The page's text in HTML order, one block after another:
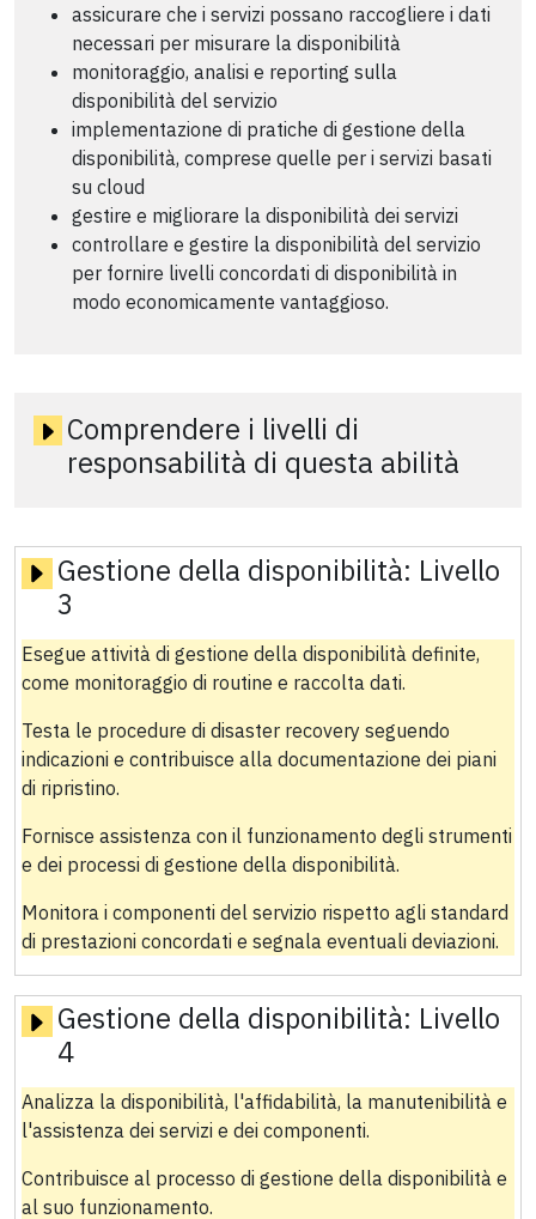
assicurare che i servizi possano raccogliere i dati
necessari per misurare la disponibilità
monitoraggio, analisi e reporting sulla
disponibilità del servizio
implementazione di pratiche di gestione della
disponibilità, comprese quelle per i servizi basati
su cloud
gestire e migliorare la disponibilità dei servizi
controllare e gestire la disponibilità del servizio
per fornire livelli concordati di disponibilità in
modo economicamente vantaggioso.
Comprendere i livelli di
responsabilità di questa abilità
Gestione della disponibilità: Livello
3
Esegue attività di gestione della disponibilità definite,
come monitoraggio di routine e raccolta dati.
Testa le procedure di disaster recovery seguendo
indicazioni e contribuisce alla documentazione dei piani
di ripristino.
Fornisce assistenza con il funzionamento degli strumenti
e dei processi di gestione della disponibilità.
Monitora i componenti del servizio rispetto agli standard
di prestazioni concordati e segnala eventuali deviazioni.
Gestione della disponibilità: Livello
4
Analizza la disponibilità, l'affidabilità, la manutenibilità e
l'assistenza dei servizi e dei componenti.
Contribuisce al processo di gestione della disponibilità e
al suo funzionamento.